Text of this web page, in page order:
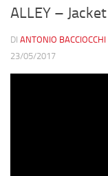
ALLEY – Jacket
DI ANTONIO BACCIOCCHI
23/05/2017